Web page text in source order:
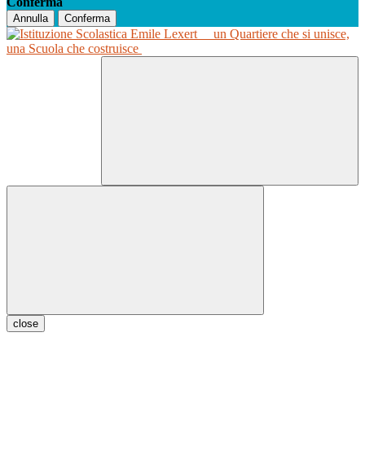
Annulla Conferma
un Quartiere che si unisce,
una Scuola che costruisce
close